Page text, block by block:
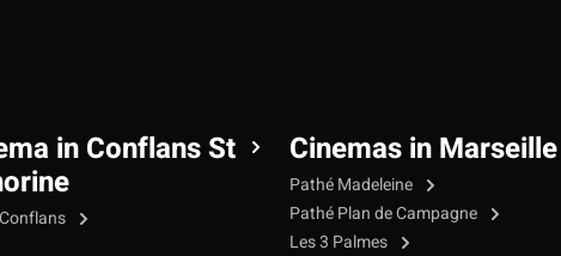
in Conflans St
Cinemas in Marseille
Pathé Madeleine
Pathé Plan de Campagne
Les 3 Palmes